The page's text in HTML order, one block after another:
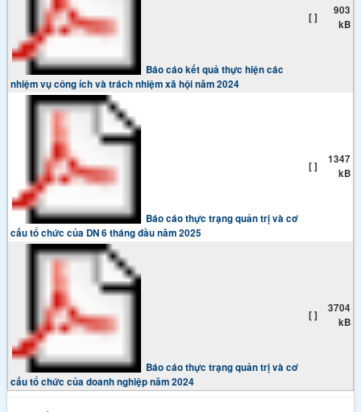
Báo cáo kết quả thực hiện các
nhiệm vụ công ích và trách nhiệm xã hội năm 2024
[ ]
903
kB
Báo cáo thực trạng quản trị và cơ
cấu tổ chức của DN 6 tháng đầu năm 2025
[ ]
1347
kB
Báo cáo thực trạng quản trị và cơ
cấu tổ chức của doanh nghiệp năm 2024
[ ]
3704
kB